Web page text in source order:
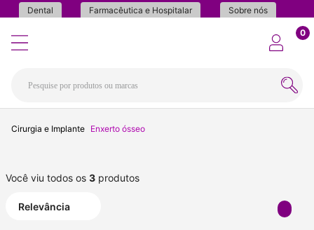
Dental Farmacêutica e Hospitalar Sobre nós
0
Cirurgia e Implante Enxerto ósseo
Você viu todos os 3 produtos
Relevância